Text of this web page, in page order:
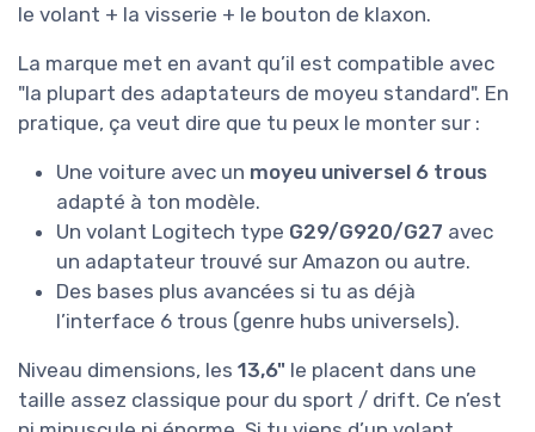
le volant + la visserie + le bouton de klaxon.
La marque met en avant qu’il est compatible avec
"la plupart des adaptateurs de moyeu standard". En
pratique, ça veut dire que tu peux le monter sur :
Une voiture avec un moyeu universel 6 trous
adapté à ton modèle.
Un volant Logitech type G29/G920/G27 avec
un adaptateur trouvé sur Amazon ou autre.
Des bases plus avancées si tu as déjà
l’interface 6 trous (genre hubs universels).
Niveau dimensions, les 13,6" le placent dans une
taille assez classique pour du sport / drift. Ce n’est